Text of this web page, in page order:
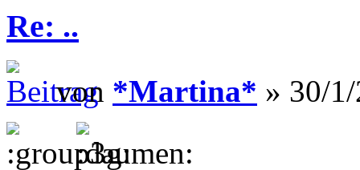
Re: ..
von *Martina* » 30/